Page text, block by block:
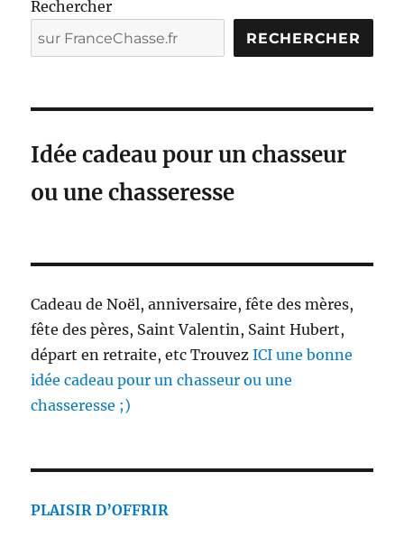
Rechercher
RECHERCHER
Idée cadeau pour un chasseur
ou une chasseresse
Cadeau de Noël, anniversaire, fête des mères,
fête des pères, Saint Valentin, Saint Hubert,
départ en retraite, etc TrouvezICI une bonne
idée cadeau pour un chasseur ou une
chasseresse ;)
PLAISIR D’OFFRIR